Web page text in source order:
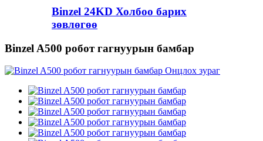
Binzel 24KD Холбоо барих
зөвлөгөө
Binzel A500 робот гагнуурын бамбар